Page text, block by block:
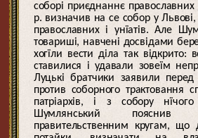
соборі приєднаннє
р. визначив на се собор у
православних і унїатів. Але
товариші, навчені досвідами
хогїли вести діла так
ставилися і удавали зовеїм
Луцькі братчики заявили перед
против соборного трактовання
патріархів, і з собору
Шумлянський пояснив
правительственним кругам, що